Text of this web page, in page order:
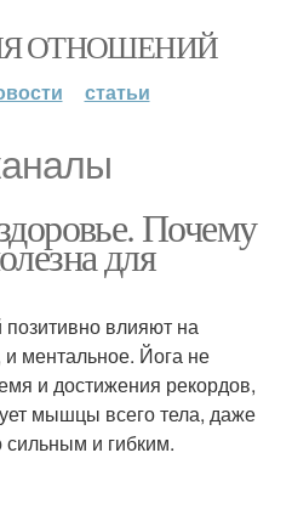
ОТНОШЕНИЙ
статьи
Почему
для
позитивно влияют на
ментальное. Йога не
и достижения рекордов,
мышцы всего тела, даже
сильным и гибким.